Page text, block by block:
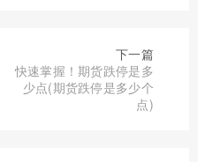
下一篇
快速掌握！期货跌停是多
少点(期货跌停是多少个
点)